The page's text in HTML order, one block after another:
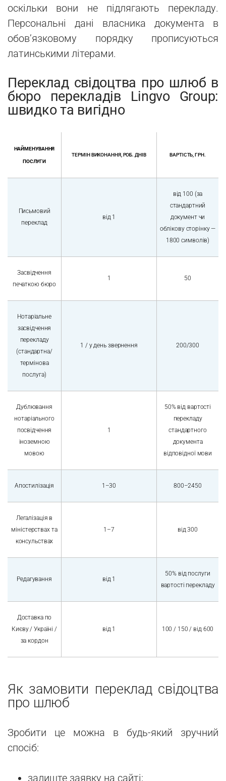
оскільки вони не підлягають перекладу.
Персональні дані власника документа в
обов’язковому порядку прописуються
латинськими літерами.
Переклад свідоцтва про шлюб в
бюро перекладів Lingvo Group:
швидко та вигідно
НАЙМЕНУВАННЯ
ПОСЛУГИ
ТЕРМІН ВИКОНАННЯ, РОБ. ДНІВ ВАРТІСТЬ, ГРН.
Письмовий
переклад
від 1
від 100 (за
стандартний
документ чи
облікову сторінку —
1800 символів)
Засвідчення
печаткою бюро
1 50
Нотаріальне
засвідчення
перекладу
(стандартна/
термінова
послуга)
1 / у день звернення 200/300
Дублювання
нотаріального
посвідчення
іноземною
мовою
1
50% від вартості
перекладу
стандартного
документа
відповідної мови
Апостилізація 1–30 800–2450
Легалізація в
міністерствах та
консульствах
1–7 від 300
Редагування від 1
50% від послуги
вартості перекладу
Доставка по
Києву / Україні /
за кордон
від 1 100 / 150 / від 600
Як замовити переклад свідоцтва
про шлюб
Зробити це можна в будь-який зручний
спосіб:
залиште заявку на сайті;